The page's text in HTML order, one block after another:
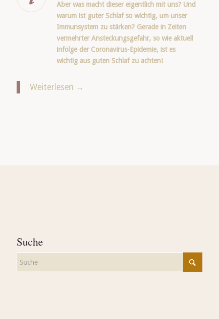
Aber was macht dieser eigentlich mit uns? Und
warum ist guter Schlaf so wichtig, um unser
Immunsystem zu stärken? Gerade in Zeiten
vermehrter Ansteckungsgefahr, so wie aktuell
infolge der Coronavirus-Epidemie, ist es
wichtig aus guten Schlaf zu achten!
Weiterlesen →
Suche